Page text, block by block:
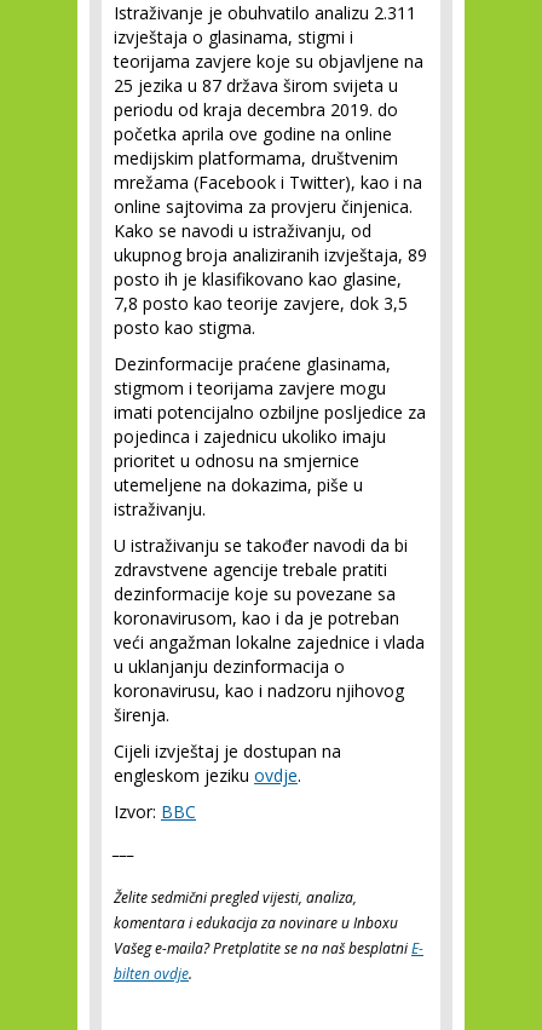
Istraživanje je obuhvatilo analizu 2.311
izvještaja o glasinama, stigmi i
teorijama zavjere koje su objavljene na
25 jezika u 87 država širom svijeta u
periodu od kraja decembra 2019. do
početka aprila ove godine na online
medijskim platformama, društvenim
mrežama (Facebook i Twitter), kao i na
online sajtovima za provjeru činjenica.
Kako se navodi u istraživanju, od
ukupnog broja analiziranih izvještaja, 89
posto ih je klasifikovano kao glasine,
7,8 posto kao teorije zavjere, dok 3,5
posto kao stigma.
Dezinformacije praćene glasinama,
stigmom i teorijama zavjere mogu
imati potencijalno ozbiljne posljedice za
pojedinca i zajednicu ukoliko imaju
prioritet u odnosu na smjernice
utemeljene na dokazima, piše u
istraživanju.
U istraživanju se također navodi da bi
zdravstvene agencije trebale pratiti
dezinformacije koje su povezane sa
koronavirusom, kao i da je potreban
veći angažman lokalne zajednice i vlada
u uklanjanju dezinformacija o
koronavirusu, kao i nadzoru njihovog
širenja.
Cijeli izvještaj je dostupan na
engleskom jeziku ovdje.
Izvor: BBC
Želite sedmični pregled vijesti, analiza,
komentara i edukacija za novinare u Inboxu
Vašeg e-maila? Pretplatite se na naš besplatniE-
bilten ovdje.